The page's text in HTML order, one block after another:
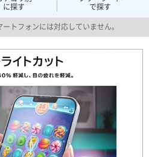
に探す
で探す
トフォンには対応していません。